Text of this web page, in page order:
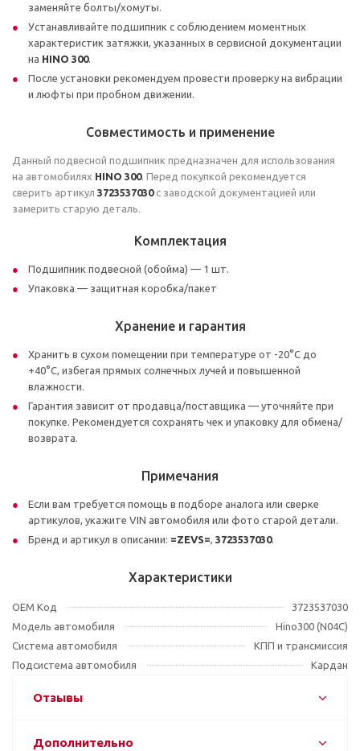
заменяйте болты/хомуты.
Устанавливайте подшипник с соблюдением моментных
характеристик затяжки, указанных в сервисной документации
на HINO 300.
После установки рекомендуем провести проверку на вибрации
и люфты при пробном движении.
Совместимость и применение
Данный подвесной подшипник предназначен для использования
на автомобилях HINO 300. Перед покупкой рекомендуется
сверить артикул 3723537030с заводской документацией или
замерить старую деталь.
Комплектация
Подшипник подвесной (обойма) — 1 шт.
Упаковка — защитная коробка/пакет
Хранение и гарантия
Хранить в сухом помещении при температуре от -20°C до
+40°C, избегая прямых солнечных лучей и повышенной
влажности.
Гарантия зависит от продавца/поставщика — уточняйте при
покупке. Рекомендуется сохранять чек и упаковку для обмена/
возврата.
Примечания
Если вам требуется помощь в подборе аналога или сверке
артикулов, укажите VIN автомобиля или фото старой детали.
Бренд и артикул в описании: =ZEVS=, 3723537030.
Характеристики
OEM Код
3723537030
Модель автомобиля
Hino300 (N04C)
Система автомобиля
КПП и трансмиссия
Подсистема автомобиля
Кардан
Отзывы
Дополнительно